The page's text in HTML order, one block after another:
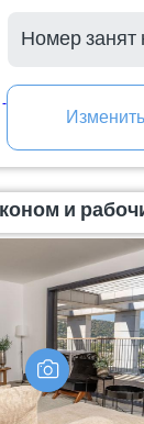
Номер занят
и